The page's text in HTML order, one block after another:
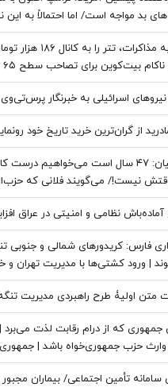
بد مواجه است/ اما احتمالاً به
این جنگ را برای همیشه ادامه دهد
امید به مذاکرات،
ماند، کاردانو در صدر بازدهی بازار
اسرائیلی به خبرنگار پرس‌تی‌وی
از گران‌ترین خرید تاریخ خود
پزشکیان: ۴۷ سال است می‌خواهیم
نیست!/ می‌گویند فلانی که
نظامی و امنیتی در عراق
فارس: کریدورهای شمالی و جنوبی
| ورود کشتی‌ها با مدیریت تهران و
تهران و مسقط خواهد بود | عوارض
خدمات است
متن اولیۀ طرح راهبردی مدیریت
که از درام رقابت لذت می‌برد
حزب جمهوری‌خواه باشد |
ترجیح می‌دهند؟
تأمین اجتماعی/ بیماران مجبور